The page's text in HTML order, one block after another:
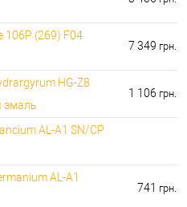
106P (269) F04
7 349 грн.
HG-Z8
эмаль
1 106 грн.
AL-A1 SN/CP
AL-A1
741 грн.